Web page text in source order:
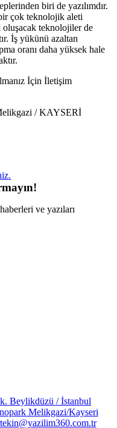
biri de yazılımdır.
çok teknolojik aleti
oluşacak teknolojiler de
İş yükünü azaltan
oranı daha yüksek hale
İçin İletişim
/ KAYSERİ
ve yazıları
Beylikdüzü / İstanbul
Melikgazi/Kayseri